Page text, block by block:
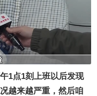
1点1刻上班以后发现
越来越严重，然后咱